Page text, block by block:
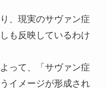
、現実のサヴァン症
も反映しているわけ
って、「サヴァン症
イメージが形成され